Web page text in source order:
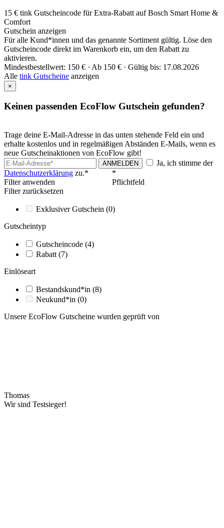
15 € tink Gutscheincode für Extra-Rabatt auf Bosch Smart Home &
Comfort
Gutschein anzeigen
Für alle Kund*innen und das genannte Sortiment gültig. Löse den
Gutscheincode direkt im Warenkorb ein, um den Rabatt zu
aktivieren.
Mindestbestellwert: 150 € · Ab 150 € · Gültig bis: 17.08.2026
Alle tink Gutscheine anzeigen
×
Keinen passenden EcoFlow Gutschein gefunden?
Trage deine E-Mail-Adresse in das unten stehende Feld ein und
erhalte kostenlos und in regelmäßigen Abständen E-Mails, wenn es
neue Gutscheinaktionen von EcoFlow gibt!
ANMELDEN
Ja, ich stimme der
Datenschutzerklärung zu.*
*
Pflichtfeld
Filter anwenden
Filter zurücksetzen
Exklusiver Gutschein (0)
Gutscheintyp
Gutscheincode (4)
Rabatt (7)
Einlöseart
Bestandskund*in (8)
Neukund*in (0)
Unsere EcoFlow Gutscheine wurden geprüft von
Thomas
Wir sind Testsieger!